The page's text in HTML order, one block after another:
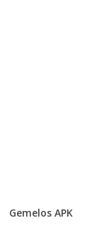
Gemelos APK